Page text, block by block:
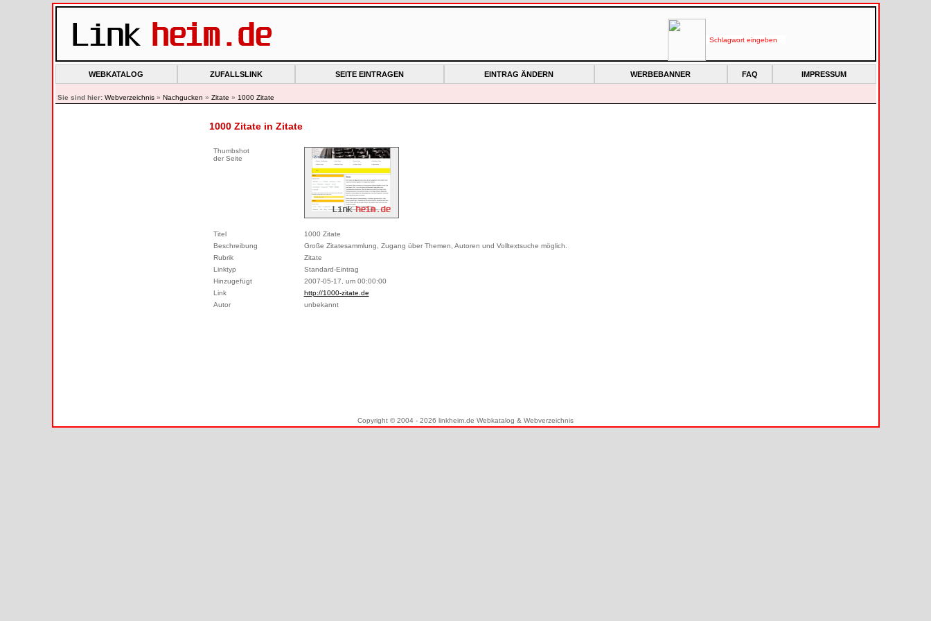
WEBKATALOG ZUFALLSLINK SEITE EINTRAGEN EINTRAG ÄNDERN WERBEBANNER FAQ IMPRESSUM
Sie sind hier: Webverzeichnis» Nachgucken » Zitate » 1000 Zitate
1000 Zitate in Zitate
Thumbshot
der Seite
Titel
1000 Zitate
Beschreibung
Große Zitatesammlung, Zugang über Themen, Autoren und Volltextsuche möglich.
Rubrik
Zitate
Linktyp
Standard-Eintrag
Hinzugefügt
2007-05-17, um 00:00:00
Link
http://1000-zitate.de
Autor
unbekannt
Copyright © 2004 - 2026 linkheim.de Webkatalog & Webverzeichnis